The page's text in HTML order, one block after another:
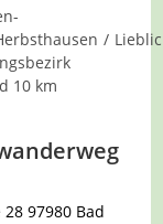
/
10 km
97980 Bad